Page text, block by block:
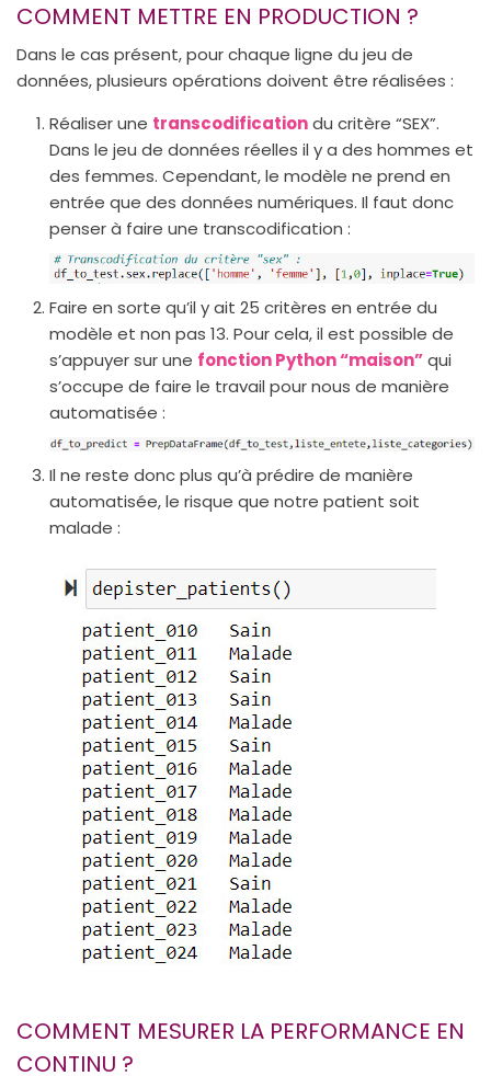
COMMENT METTRE EN PRODUCTION ?
Dans le cas présent, pour chaque ligne du jeu de
données, plusieurs opérations doivent être réalisées :
Réaliser une transcodificationdu critère “SEX”.
Dans le jeu de données réelles il y a des hommes et
des femmes. Cependant, le modèle ne prend en
entrée que des données numériques. Il faut donc
penser à faire une transcodification :
Faire en sorte qu’il y ait 25 critères en entrée du
modèle et non pas 13. Pour cela, il est possible de
s’appuyer sur une fonction Python “maison”qui
s’occupe de faire le travail pour nous de manière
automatisée :
Il ne reste donc plus qu’à prédire de manière
automatisée, le risque que notre patient soit
malade :
COMMENT MESURER LA PERFORMANCE EN
CONTINU ?